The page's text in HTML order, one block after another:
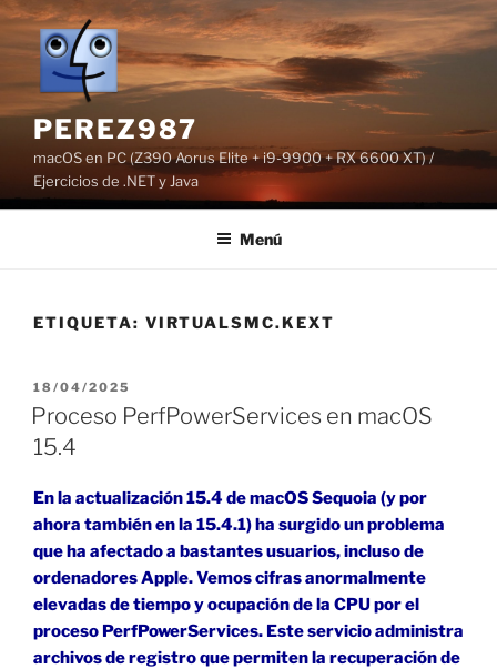
Saltar
contenido
PEREZ987
macOS en PC (Z390 Aorus Elite + i9-9900 + RX 6600 XT) /
Ejercicios de .NET y Java
Menú
ETIQUETA: VIRTUALSMC.KEXT
PUBLICADO
EL
18/04/2025
Proceso PerfPowerServices en macOS
15.4
En la actualización 15.4 de macOS Sequoia (y por
ahora también en la 15.4.1) ha surgido un problema
que ha afectado a bastantes usuarios, incluso de
ordenadores Apple. Vemos cifras anormalmente
elevadas de tiempo y ocupación de la CPU por el
proceso PerfPowerServices. Este servicio administra
archivos de registro que permiten la recuperación de